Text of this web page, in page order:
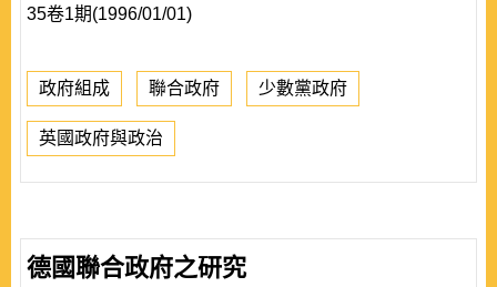
35卷1期(1996/01/01)
政府組成 聯合政府 少數黨政府
英國政府與政治
德國聯合政府之研究